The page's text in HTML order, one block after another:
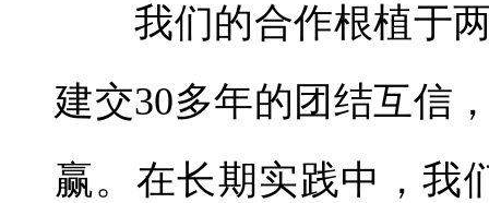
我们的合作根植于两
建交30多年的团结互信
赢。在长期实践中，我